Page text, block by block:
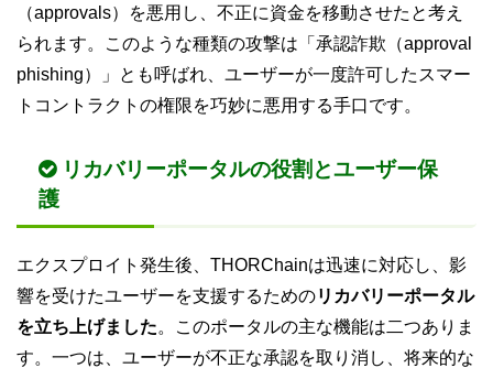
（approvals）を悪用し、不正に資金を移動させたと考え
られます。このような種類の攻撃は「承認詐欺（approval
phishing）」とも呼ばれ、ユーザーが一度許可したスマー
トコントラクトの権限を巧妙に悪用する手口です。
リカバリーポータルの役割とユーザー保
護
エクスプロイト発生後、THORChainは迅速に対応し、影
響を受けたユーザーを支援するためのリカバリーポータル
を立ち上げました。このポータルの主な機能は二つありま
す。一つは、ユーザーが不正な承認を取り消し、将来的な